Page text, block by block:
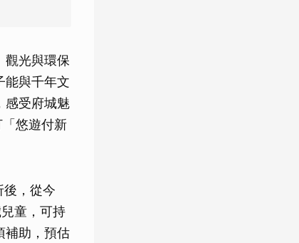
觀光與環保
能與千年文
感受府城魅
悠遊付新
後，從今
童，可持
補助，預估